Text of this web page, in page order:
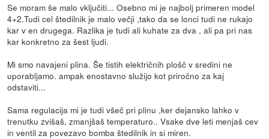
Se moram še malo vključiti... Osebno mi je najbolj primeren model
4+2.Tudi cel štedilnik je malo večji ,tako da se lonci tudi ne rukajo
kar v en drugega. Razlika je tudi ali kuhate za dva , ali pa pri nas
kar konkretno za šest ljudi.
Mi smo navajeni plina. Še tistih električnih plošč v sredini ne
uporabljamo. ampak enostavno služijo kot priročno za kaj
odstaviti...
Sama regulacija mi je tudi všeč pri plinu ,ker dejansko lahko v
trenutku zvišaš, zmanjšaš temperaturo.. Vsake dve leti menjaš cev
in ventil za povezavo bomba štedilnik in si miren.